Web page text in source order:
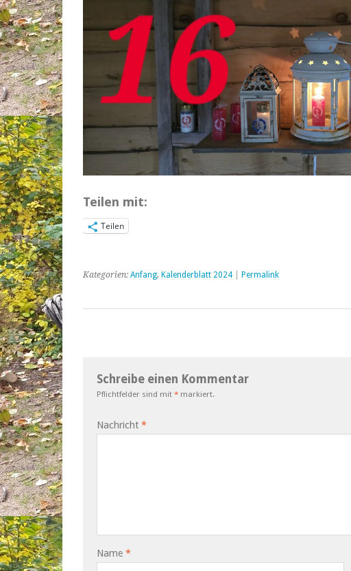
Teilen mit:
Teilen
Kategorien: Anfang, Kalenderblatt 2024 Permalink
Schreibe einen Kommentar
Pflichtfelder sind mit * markiert.
Nachricht *
Name *